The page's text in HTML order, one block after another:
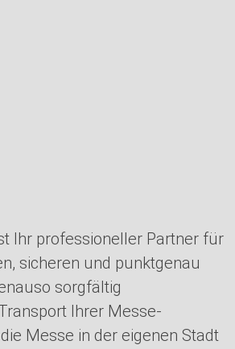
Ihr professioneller Partner für
sicheren und punktgenau
sorgfältig
Ihrer Messe-
Messe in der eigenen Stadt